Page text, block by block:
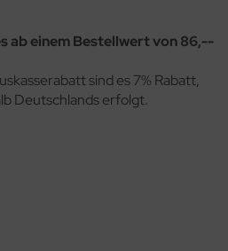
ab einem Bestellwert von 86,--
sind es 7% Rabatt,
Deutschlands erfolgt.